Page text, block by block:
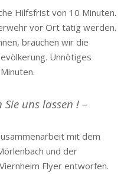
Hilfsfrist von 10 Minuten.
vor Ort tätig werden.
brauchen wir die
Unnötiges
uns lassen ! –
mit dem
und der
Flyer entworfen.